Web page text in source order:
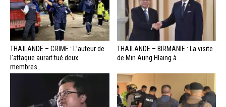
THAÏLANDE – CRIME : L’auteur de
l’attaque aurait tué deux
membres...
THAÏLANDE – BIRMANIE : La visite
de Min Aung Hlaing à...